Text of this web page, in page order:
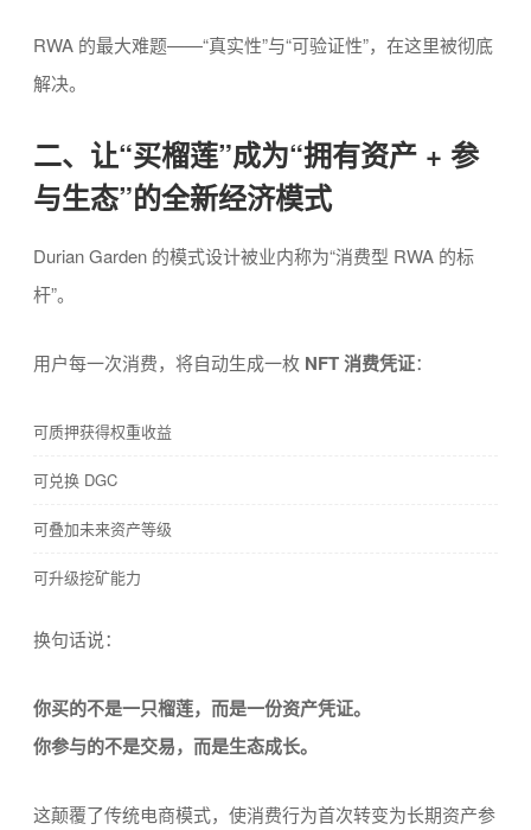
RWA 的最大难题——“真实性”与“可验证性”，在这里被彻底
解决。
二、让“买榴莲”成为“拥有资产 + 参
与生态”的全新经济模式
Durian Garden 的模式设计被业内称为“消费型 RWA 的标
杆”。
用户每一次消费，将自动生成一枚 NFT 消费凭证：
可质押获得权重收益
可兑换 DGC
可叠加未来资产等级
可升级挖矿能力
换句话说：
你买的不是一只榴莲，而是一份资产凭证。
你参与的不是交易，而是生态成长。
这颠覆了传统电商模式，使消费行为首次转变为长期资产参